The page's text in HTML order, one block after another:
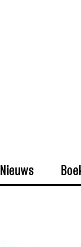
Nieuws